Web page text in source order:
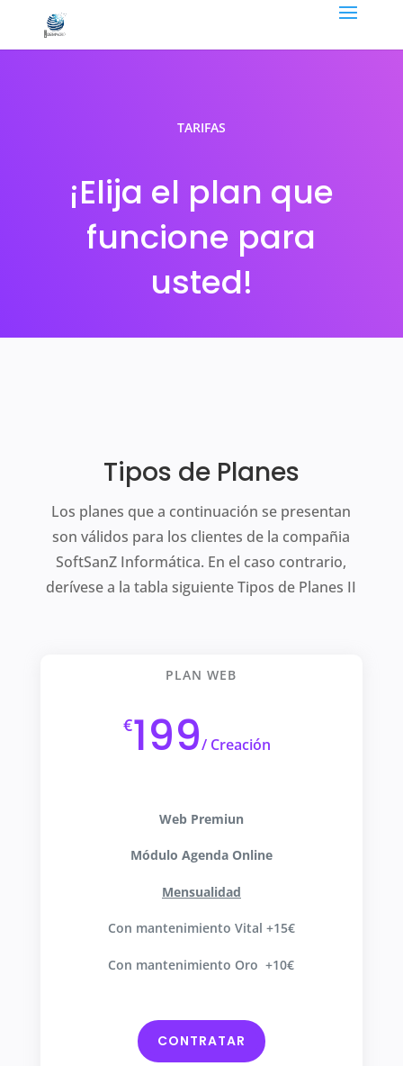
TARIFAS
¡Elija el plan que
funcione para
usted!
Tipos de Planes
Los planes que a continuación se presentan
son válidos para los clientes de la compañia
SoftSanZ Informática. En el caso contrario,
derívese a la tabla siguiente Tipos de Planes II
PLAN WEB
€199/Creación
Web Premiun
Módulo Agenda Online
Mensualidad
Con mantenimiento Vital +15€
Con mantenimiento Oro +10€
CONTRATAR